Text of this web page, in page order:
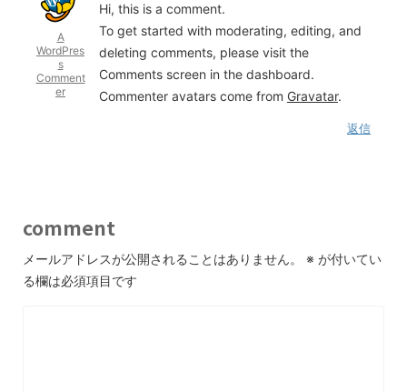
A
WordPres
s
Comment
er
Hi, this is a comment.
To get started with moderating, editing, and
deleting comments, please visit the
Comments screen in the dashboard.
Commenter avatars come from Gravatar.
返信
comment
メールアドレスが公開されることはありません。 ※ が付いてい
る欄は必須項目です